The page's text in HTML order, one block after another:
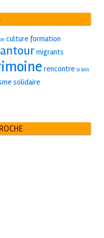
culture formation
migrants
rencontre si loin
solidaire